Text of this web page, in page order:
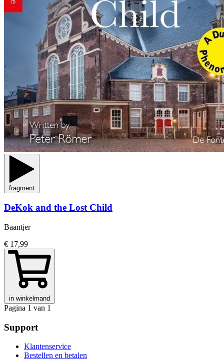
fragment
DeKok and the Lost Child
Baantjer
€ 17,99
in winkelmand
Pagina 1 van 1
Support
Klantenservice
Bestellen en betalen